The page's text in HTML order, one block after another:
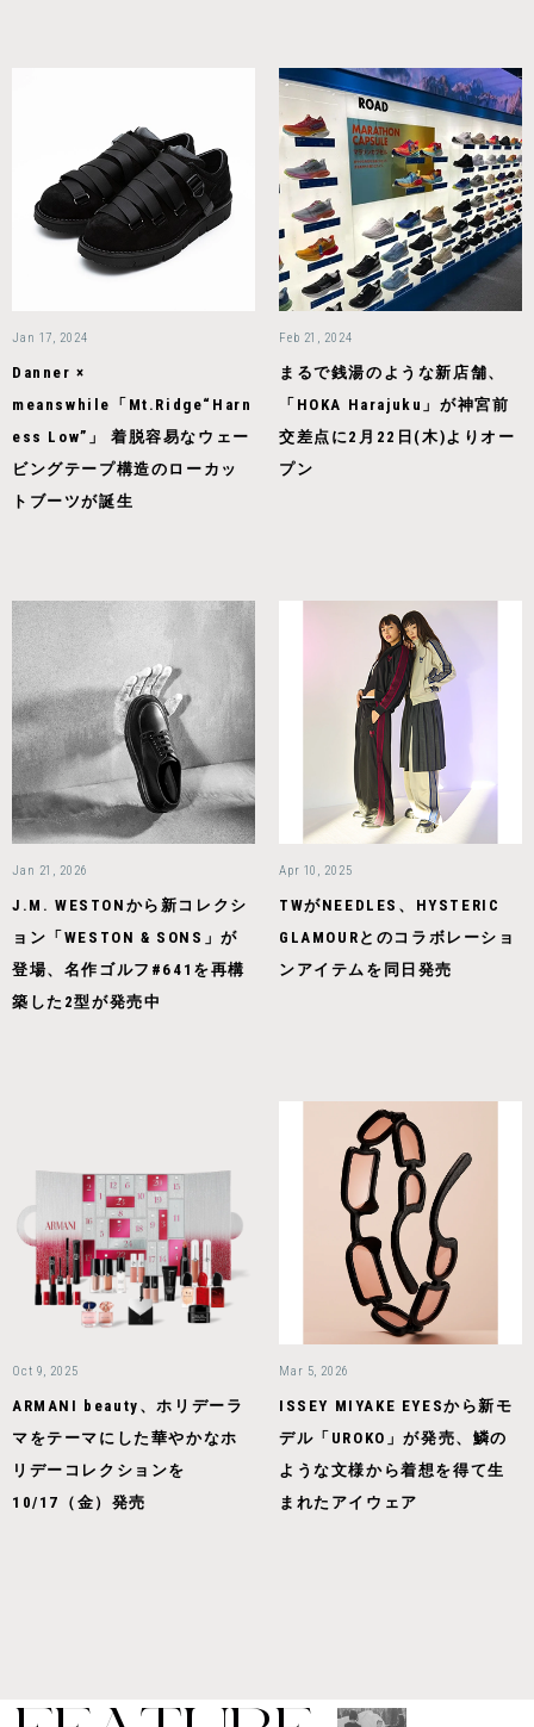
Jan 17, 2024
Danner ×
meanswhile「Mt.Ridge“Harn
ess Low”」 着脱容易なウェー
ビングテープ構造のローカッ
トブーツが誕生
Feb 21, 2024
まるで銭湯のような新店舗、
「HOKA Harajuku」が神宮前
交差点に2月22日(木)よりオー
プン
Jan 21, 2026
J.M. WESTONから新コレクシ
ョン「WESTON & SONS」が
登場、名作ゴルフ#641を再構
築した2型が発売中
Apr 10, 2025
TWがNEEDLES、HYSTERIC
GLAMOURとのコラボレーショ
ンアイテムを同日発売
Oct 9, 2025
ARMANI beauty、ホリデーラ
マをテーマにした華やかなホ
リデーコレクションを
10/17（金）発売
Mar 5, 2026
ISSEY MIYAKE EYESから新モ
デル「UROKO」が発売、鱗の
ような文様から着想を得て生
まれたアイウェア